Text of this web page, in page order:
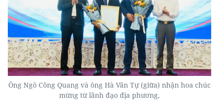
Ông Ngô Công Quang và ông Hà Văn Tự (giữa) nhận hoa chúc
mừng từ lãnh đạo địa phương,